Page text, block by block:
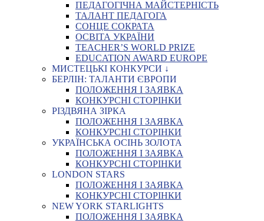
ПЕДАГОГІЧНА МАЙСТЕРНІСТЬ
ТАЛАНТ ПЕДАГОГА
СОНЦЕ СОКРАТА
ОСВІТА УКРАЇНИ
TEACHER’S WORLD PRIZE
EDUCATION AWARD EUROPE
МИСТЕЦЬКІ КОНКУРСИ ↓
БЕРЛІН: ТАЛАНТИ ЄВРОПИ
ПОЛОЖЕННЯ І ЗАЯВКА
КОНКУРСНІ СТОРІНКИ
РІЗДВЯНА ЗІРКА
ПОЛОЖЕННЯ І ЗАЯВКА
КОНКУРСНІ СТОРІНКИ
УКРАЇНСЬКА ОСІНЬ ЗОЛОТА
ПОЛОЖЕННЯ І ЗАЯВКА
КОНКУРСНІ СТОРІНКИ
LONDON STARS
ПОЛОЖЕННЯ І ЗАЯВКА
КОНКУРСНІ СТОРІНКИ
NEW YORK STARLIGHTS
ПОЛОЖЕННЯ І ЗАЯВКА